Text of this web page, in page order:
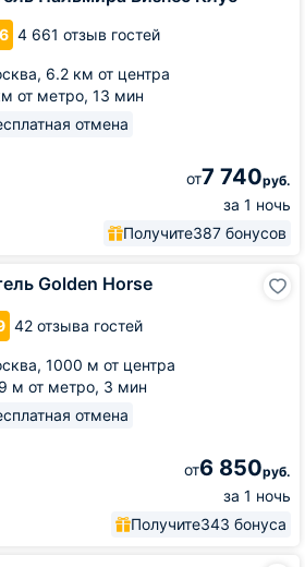
4 661 отзыв гостей
6.2 км от центра
от метро, 13 мин
отмена
от7 740руб.
за 1 ночь
Получите387 бонусов
Golden Horse
42 отзыва гостей
1000 м от центра
м от метро, 3 мин
отмена
от6 850руб.
за 1 ночь
Получите343 бонуса